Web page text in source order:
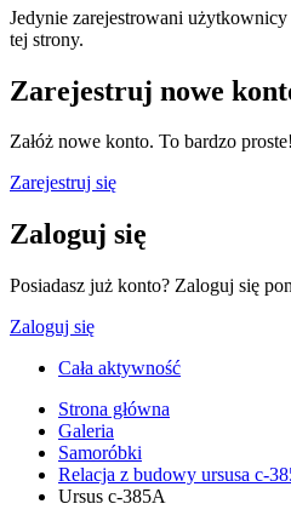
Jedynie zarejestrowani
tej strony.
Zarejestruj nowe
Załóż nowe konto. To bardzo proste!
Zarejestruj się
Zaloguj się
Posiadasz już konto? Zaloguj się
Zaloguj się
Cała aktywność
Strona główna
Galeria
Samoróbki
Relacja z budowy ursusa c-
Ursus c-385A